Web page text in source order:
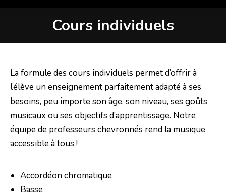
Cours individuels
La formule des cours individuels permet d’offrir à
l’élève un enseignement parfaitement adapté à ses
besoins, peu importe son âge, son niveau, ses goûts
musicaux ou ses objectifs d’apprentissage. Notre
équipe de professeurs chevronnés rend la musique
accessible à tous !
Accordéon​​ chromatique
Basse